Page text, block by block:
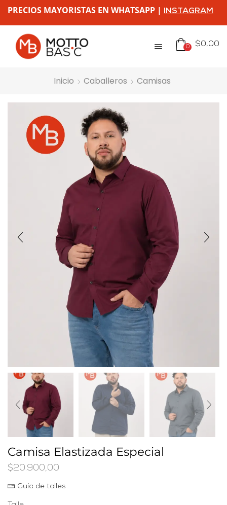
PRECIOS MAYORISTAS EN WHATSAPP | INSTAGRAM
0 $0,00
Inicio Caballeros Camisas
Camisa Elastizada Especial
$20.900,00
Guía de talles